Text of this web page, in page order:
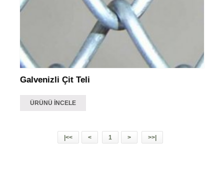
Galvenizli Çit Teli
ÜRÜNÜ İNCELE
|<< < 1 > >>|